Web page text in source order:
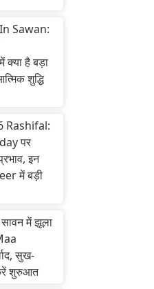
Sawan:
है बड़ा
शुद्धि
Rashifal:
पर
इन
में बड़ी
में झूला
सुख-
शुरुआत